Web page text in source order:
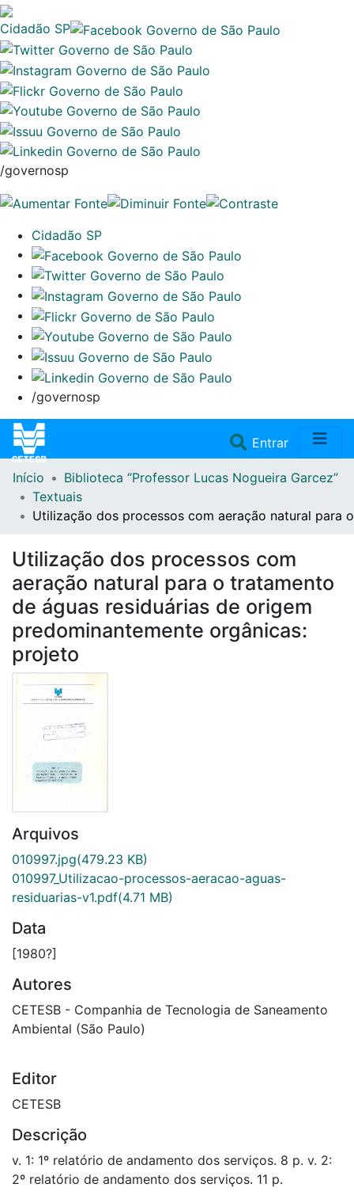
Cidadão SP
/governosp
Cidadão SP
/governosp
Entrar(current)
Home
Repositório
Doações/Aquisições
Fale Conosco
Início
Biblioteca “Professor Lucas Nogueira Garcez”
Textuais
Utilização dos processos com aeração natural para
Utilização dos processos com
aeração natural para o tratamento
de águas residuárias de origem
predominantemente orgânicas:
projeto
Arquivos
010997.jpg(479.23 KB)
010997_Utilizacao-processos-aeracao-aguas-
residuarias-v1.pdf(4.71 MB)
Data
[1980?]
Autores
CETESB - Companhia de Tecnologia de Saneamento
Ambiental (São Paulo)
Editor
CETESB
Descrição
v. 1: 1º relatório de andamento dos serviços. 8 p. v. 2:
2º relatório de andamento dos serviços. 11 p.